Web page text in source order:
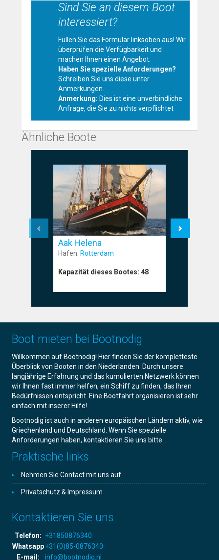
Sind Sie an diesem Boot
interessiert?
Füllen Sie das Formular linksoben aus! Wir
überprüfen die Verfügbarkeit und
machen Ihnen einen Angebot.
Haben Sie spezielle Anforderungen?
Schreiben Sie uns diese unter
Anmerkungen.
Anmerkung: Dies ist eine unverbindliche
Anfrage, die Sie zu nichts verpflichtet
Ähnliche Boote
Aak Helena
Hafen: Rotterdam
Kapazität dieses Bootes: 48
Boot mieten bei Bootnodig
Willkommen auf Bootnodig! Hier finden Sie der kompletteste
Überblick von Booten in den Niederlanden. Durch unsere
langjährige Erfahrung und das kumulierten Netzwerk können
wir Ihnen fast immer helfen, ein Schiff zu finden, das Ihren
Bedürfnissen entspricht. Eine Bootfahrt organisieren ist sehr
einfach mit inserer Hilfe!
Bootnodig ist auch in anderen europäischen Ländern aktiv, wie
Griechenland und Deutschland. Wenn Sie spezielle
Anforderungen haben, kontaktieren Sie uns bitte.
Praktische links
Nehmen Sie Contact mit uns auf
Privatschutz & Impressum
Kontaktieren Sie uns
Telefon: +31850876340
Whatsapp+31(0)85-0876340
E-mail:
info@bootnodig.nl